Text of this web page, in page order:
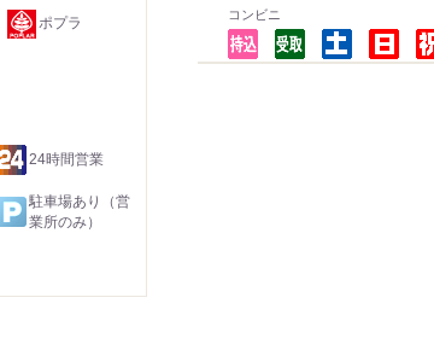
コンビニ
ポプラ
24時間営業
駐車場あり（営
業所のみ）